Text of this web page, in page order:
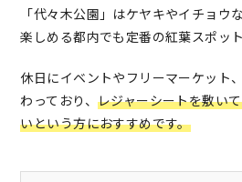
「代々木公園」はケヤキやイチョウ
楽しめる都内でも定番の紅葉スポット
休日にイベントやフリーマーケット
わっており、 レジャーシートを敷い
いという方におすすめです。